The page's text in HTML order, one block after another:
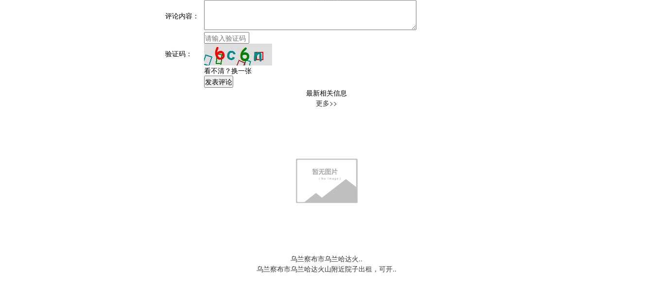
评论内容：
验证码：
看不清？换一张
最新相关信息
更多>>
乌兰察布市乌兰哈达火..
乌兰察布市乌兰哈达火山附近院子出租，可开..